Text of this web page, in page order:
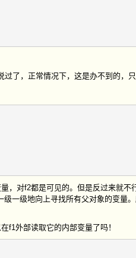
了，正常情况下，这是办不到的，只
，对f2都是可见的。但是反过来就
一级地向上寻找所有父对象的变量
f1外部读取它的内部变量了吗！